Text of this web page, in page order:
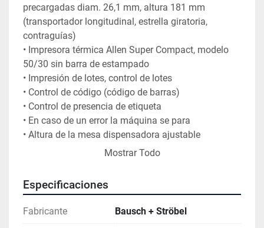
precargadas diam. 26,1 mm, altura 181 mm
(transportador longitudinal, estrella giratoria,
contraguías)
• Impresora térmica Allen Super Compact, modelo
50/30 sin barra de estampado
• Impresión de lotes, control de lotes
• Control de código (código de barras)
• Control de presencia de etiqueta
• En caso de un error la máquina se para
• Altura de la mesa dispensadora ajustable
• PLC Siemens S7-300 Mostrar Todo
Especificaciones
Fabricante Bausch + Ströbel